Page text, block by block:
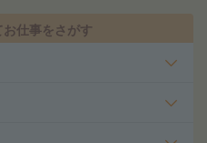
仕事をさがす